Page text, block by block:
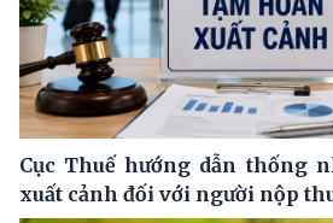
Cục Thuế hướng dẫn thống
xuất cảnh đối với người nộp